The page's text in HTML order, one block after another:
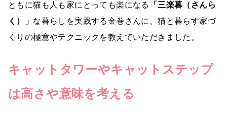
ともに猫も人も家にとっても楽になる
「三楽暮（さんら
く）」 な暮らしを実践する金巻さんに、猫と暮らす家づ
くりの極意やテクニックを教えていただきました。
キャットタワーやキャットステップ
は高さや意味を考える